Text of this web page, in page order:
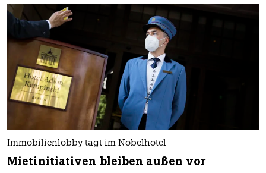
Immobilienlobby tagt im Nobelhotel
Mietinitiativen bleiben außen vor